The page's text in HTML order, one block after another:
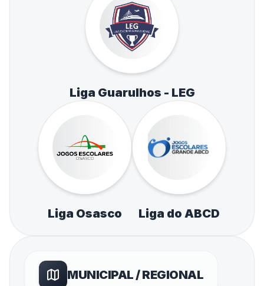
Liga Guarulhos - LEG
Liga Osasco Liga do ABCD
MUNICIPAL / REGIONAL